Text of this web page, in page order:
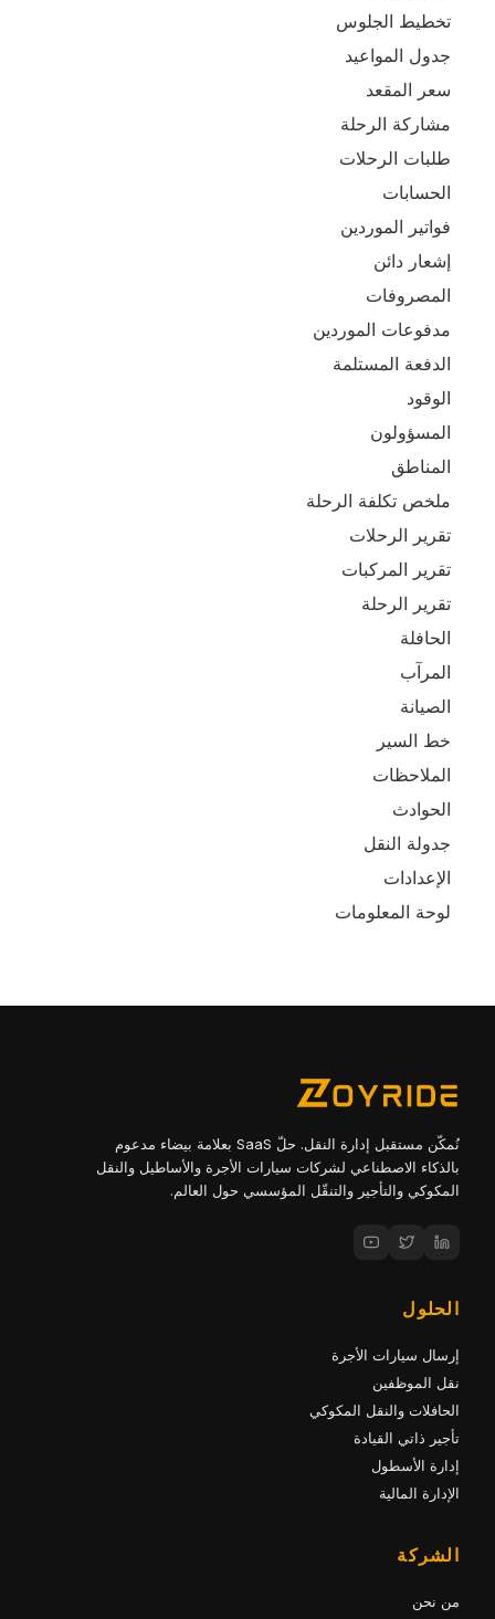
تخطيط الجلوس
جدول المواعيد
سعر المقعد
مشاركة الرحلة
طلبات الرحلات
الحسابات
فواتير الموردين
إشعار دائن
المصروفات
مدفوعات الموردين
الدفعة المستلمة
الوقود
المسؤولون
المناطق
ملخص تكلفة الرحلة
تقرير الرحلات
تقرير المركبات
تقرير الرحلة
الحافلة
المرآب
الصيانة
خط السير
الملاحظات
الحوادث
جدولة النقل
الإعدادات
لوحة المعلومات
نُمكّن مستقبل إدارة النقل. حلّ SaaS بعلامة بيضاء مدعوم
بالذكاء الاصطناعي لشركات سيارات الأجرة والأساطيل والنقل
المكوكي والتأجير والتنقّل المؤسسي حول العالم.
الحلول
إرسال سيارات الأجرة
نقل الموظفين
الحافلات والنقل المكوكي
تأجير ذاتي القيادة
إدارة الأسطول
الإدارة المالية
الشركة
من نحن